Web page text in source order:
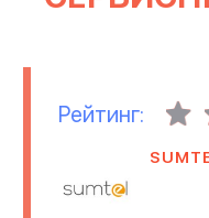
НЕДВИЖИМОСТЬ
Рейтинг: